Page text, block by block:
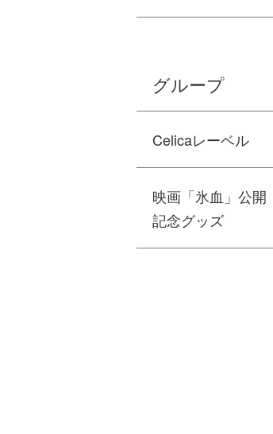
グループ
Celicaレーベル
映画「氷血」公開
記念グッズ